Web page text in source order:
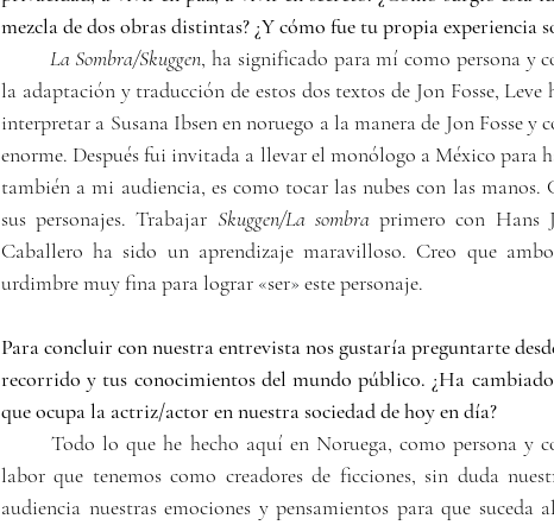
mezcla de dos obras distintas? ¿Y cómo fue tu propia experiencia
	La Sombra/Skuggen
, ha significado para mí como persona y
la adaptación y traducción de estos dos textos de Jon Fosse, Leve
interpretar a Susana Ibsen en noruego a la manera de Jon Fosse
enorme. Después fui invitada a llevar el monólogo a México
también a mi audiencia, es como tocar las nubes con las manos.
sus personajes. Trabajar Skuggen/La sombra primero con Hans
Caballero ha sido un aprendizaje maravilloso. Creo que
urdimbre muy fina para lograr «ser» este personaje.
Para concluir con nuestra entrevista nos gustaría preguntarte
recorrido y tus conocimientos del mundo público. ¿Ha
que ocupa la actriz/actor en nuestra sociedad de hoy en día?
	Todo lo que he hecho aquí en Noruega, como persona y como actriz, me ha enseñado la enorme
labor que tenemos como creadores de ficciones, sin duda
audiencia nuestras emociones y pensamientos para que